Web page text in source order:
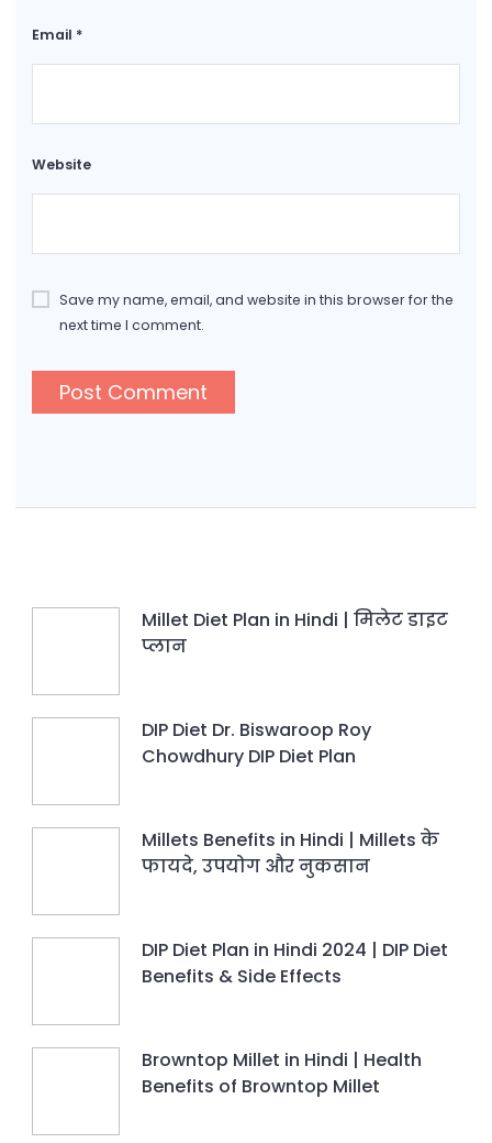
Email *
Website
Save my name, email, and website in this browser for the
next time I comment.
Millet Diet Plan in Hindi | मिलेट डाइट
प्लान
DIP Diet Dr. Biswaroop Roy
Chowdhury DIP Diet Plan
Millets Benefits in Hindi | Millets के
फायदे, उपयोग और नुकसान
DIP Diet Plan in Hindi 2024 | DIP Diet
Benefits & Side Effects
Browntop Millet in Hindi | Health
Benefits of Browntop Millet